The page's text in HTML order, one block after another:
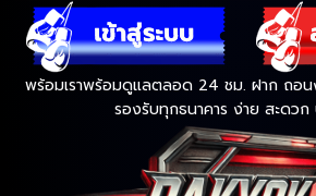
พร้อมเราพร้อมดูแลตลอด 24 ชม. ฝาก ถอ
รองรับทุกธนาคาร ง่าย สะดว